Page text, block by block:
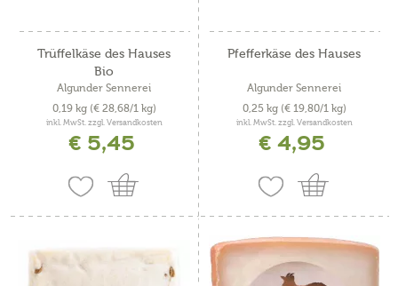
Trüffelkäse des Hauses
Bio
Algunder Sennerei
0,19 kg (€ 28,68/1 kg)
inkl. MwSt. zzgl. Versandkosten
€ 5,45
Pfefferkäse des Hauses
Algunder Sennerei
0,25 kg (€ 19,80/1 kg)
inkl. MwSt. zzgl. Versandkosten
€ 4,95